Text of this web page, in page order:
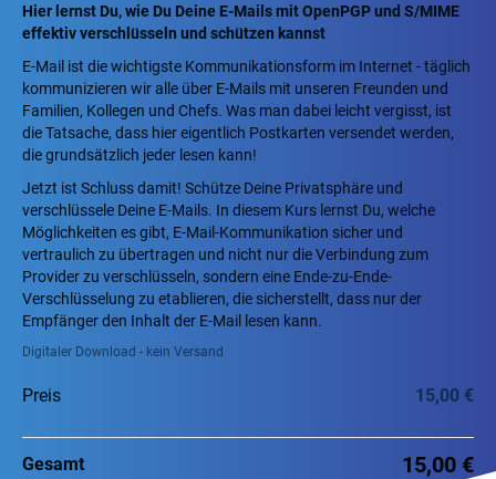
Hier lernst Du, wie Du Deine E-Mails mit OpenPGP und S/MIME
effektiv verschlüsseln und schützen kannst
E-Mail ist die wichtigste Kommunikationsform im Internet - täglich
kommunizieren wir alle über E-Mails mit unseren Freunden und
Familien, Kollegen und Chefs. Was man dabei leicht vergisst, ist
die Tatsache, dass hier eigentlich Postkarten versendet werden,
die grundsätzlich jeder lesen kann!
Jetzt ist Schluss damit! Schütze Deine Privatsphäre und
verschlüssele Deine E-Mails. In diesem Kurs lernst Du, welche
Möglichkeiten es gibt, E-Mail-Kommunikation sicher und
vertraulich zu übertragen und nicht nur die Verbindung zum
Provider zu verschlüsseln, sondern eine Ende-zu-Ende-
Verschlüsselung zu etablieren, die sicherstellt, dass nur der
Empfänger den Inhalt der E-Mail lesen kann.
Digitaler Download - kein Versand
Preis 15,00 €
Gesamt 15,00 €